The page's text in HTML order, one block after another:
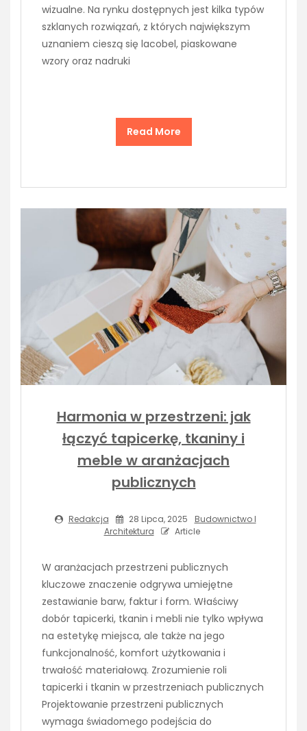
wizualne. Na rynku dostępnych jest kilka typów
szklanych rozwiązań, z których największym
uznaniem cieszą się lacobel, piaskowane
wzory oraz nadruki
Read More
Harmonia w przestrzeni: jak
łączyć tapicerkę, tkaniny i
meble w aranżacjach
publicznych
Redakcja 28 Lipca, 2025
Budownictwo I
Architektura
Article
W aranżacjach przestrzeni publicznych
kluczowe znaczenie odgrywa umiejętne
zestawianie barw, faktur i form. Właściwy
dobór tapicerki, tkanin i mebli nie tylko wpływa
na estetykę miejsca, ale także na jego
funkcjonalność, komfort użytkowania i
trwałość materiałową. Zrozumienie roli
tapicerki i tkanin w przestrzeniach publicznych
Projektowanie przestrzeni publicznych
wymaga świadomego podejścia do